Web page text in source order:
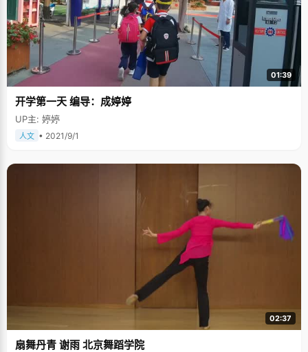
01:39
开学第一天 编导：成婷婷
UP主: 婷婷
人文 • 2021/9/1
02:37
扇舞丹青 谢雨 北京舞蹈学院